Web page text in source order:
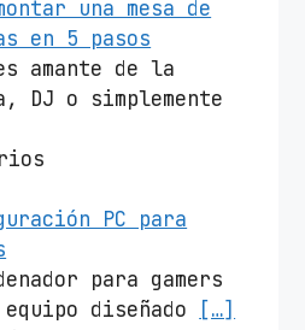
una mesa de
en 5 pasos
amante de la
DJ o simplemente
PC para
para gamers
diseñado
[…]